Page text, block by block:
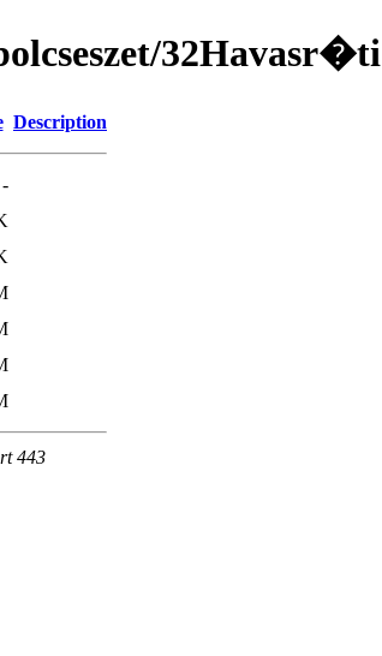
32Havasr�ti
Description
-
443